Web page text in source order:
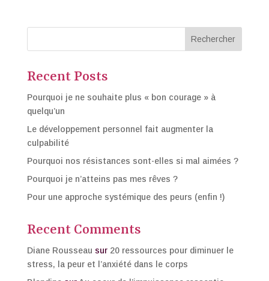
Rechercher
Recent Posts
Pourquoi je ne souhaite plus « bon courage » à
quelqu’un
Le développement personnel fait augmenter la
culpabilité
Pourquoi nos résistances sont-elles si mal aimées ?
Pourquoi je n’atteins pas mes rêves ?
Pour une approche systémique des peurs (enfin !)
Recent Comments
Diane Rousseau sur 20 ressources pour diminuer le
stress, la peur et l’anxiété dans le corps